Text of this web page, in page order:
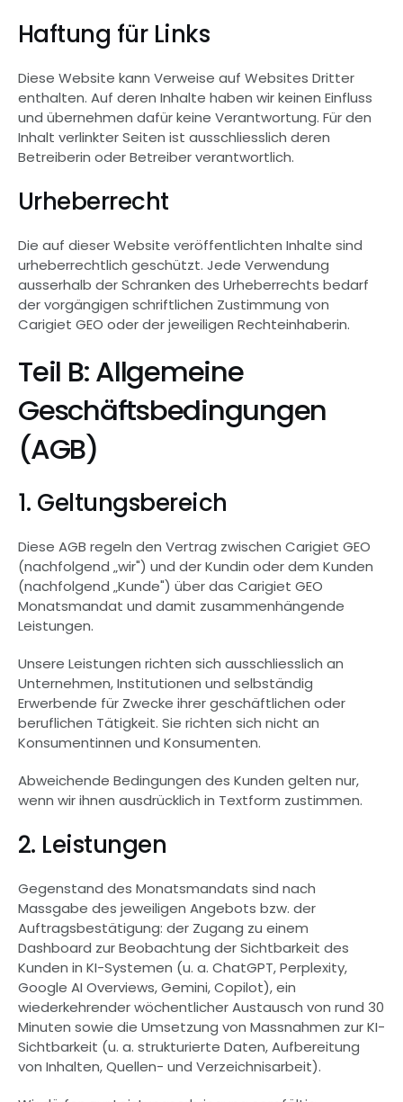
Haftung für Links
Diese Website kann Verweise auf Websites Dritter
enthalten. Auf deren Inhalte haben wir keinen Einfluss
und übernehmen dafür keine Verantwortung. Für den
Inhalt verlinkter Seiten ist ausschliesslich deren
Betreiberin oder Betreiber verantwortlich.
Urheberrecht
Die auf dieser Website veröffentlichten Inhalte sind
urheberrechtlich geschützt. Jede Verwendung
ausserhalb der Schranken des Urheberrechts bedarf
der vorgängigen schriftlichen Zustimmung von
Carigiet GEO oder der jeweiligen Rechteinhaberin.
Teil B: Allgemeine
Geschäftsbedingungen
(AGB)
1. Geltungsbereich
Diese AGB regeln den Vertrag zwischen Carigiet GEO
(nachfolgend „wir") und der Kundin oder dem Kunden
(nachfolgend „Kunde") über das Carigiet GEO
Monatsmandat und damit zusammenhängende
Leistungen.
Unsere Leistungen richten sich ausschliesslich an
Unternehmen, Institutionen und selbständig
Erwerbende für Zwecke ihrer geschäftlichen oder
beruflichen Tätigkeit. Sie richten sich nicht an
Konsumentinnen und Konsumenten.
Abweichende Bedingungen des Kunden gelten nur,
wenn wir ihnen ausdrücklich in Textform zustimmen.
2. Leistungen
Gegenstand des Monatsmandats sind nach
Massgabe des jeweiligen Angebots bzw. der
Auftragsbestätigung: der Zugang zu einem
Dashboard zur Beobachtung der Sichtbarkeit des
Kunden in KI-Systemen (u. a. ChatGPT, Perplexity,
Google AI Overviews, Gemini, Copilot), ein
wiederkehrender wöchentlicher Austausch von rund 30
Minuten sowie die Umsetzung von Massnahmen zur KI-
Sichtbarkeit (u. a. strukturierte Daten, Aufbereitung
von Inhalten, Quellen- und Verzeichnisarbeit).